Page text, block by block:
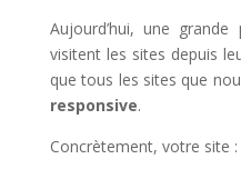
Aujourd’hui, une
visitent les sites depuis
que tous les sites que
responsive.
Concrètement, votre site :